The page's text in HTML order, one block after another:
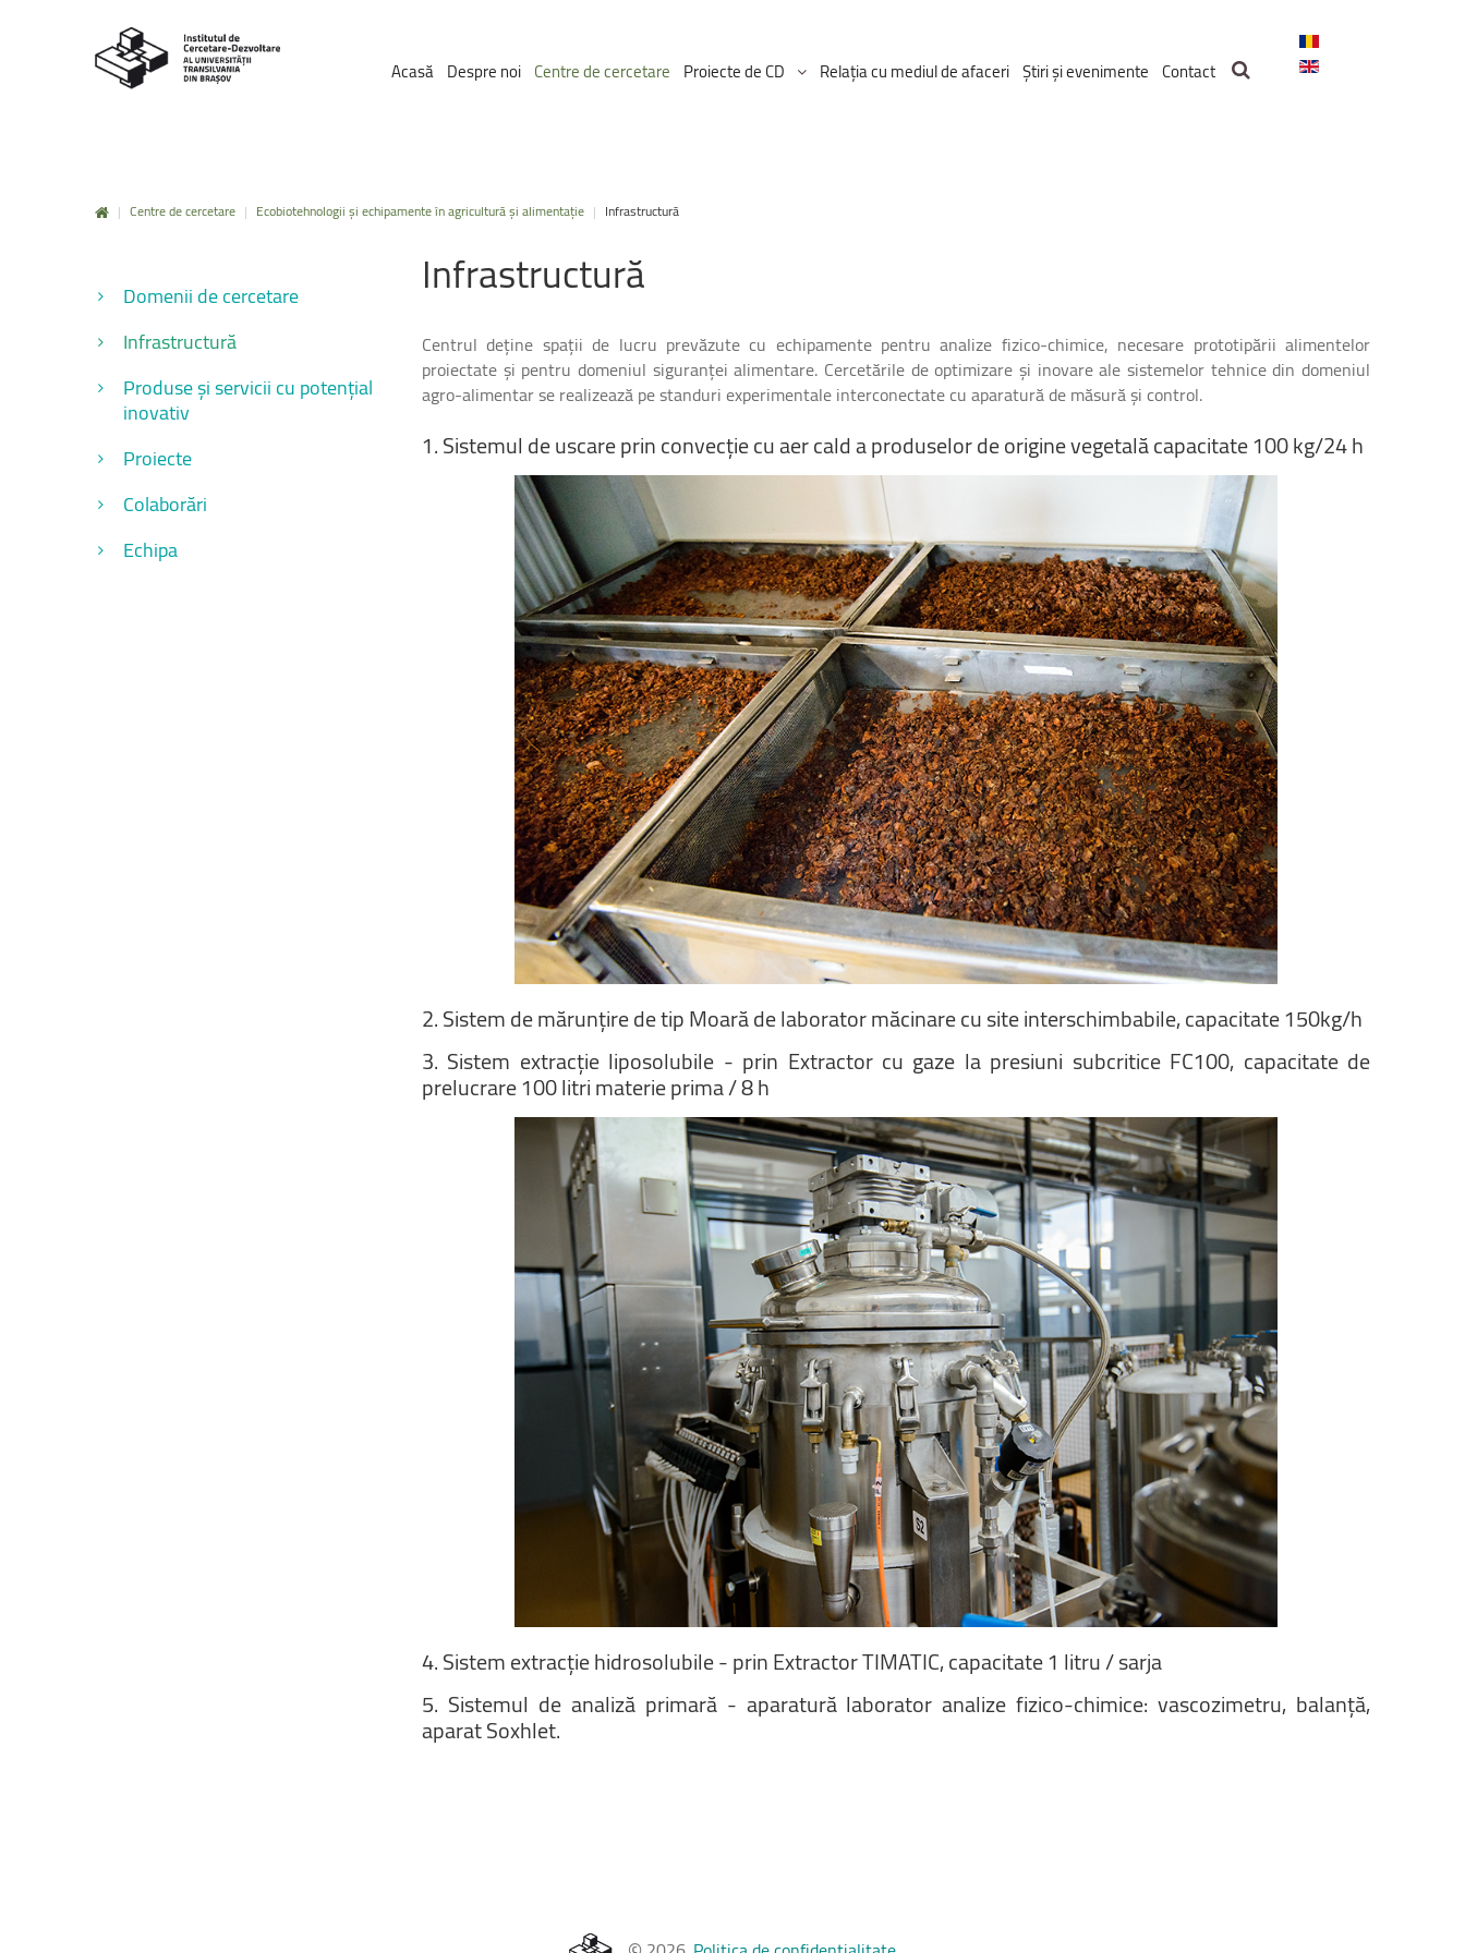
Acasă Despre noi Centre de cercetare Proiecte de CD Relația cu mediul de afaceri Știri și evenimente Contact
| Centre de cercetare | Ecobiotehnologii și echipamente în agricultură și alimentație | Infrastructură
Domenii de cercetare
Infrastructură
Produse și servicii cu potențial
inovativ
Proiecte
Colaborări
Echipa
Infrastructură
Centrul deține spații de lucru prevăzute cu echipamente pentru analize fizico-chimice, necesare prototipării alimentelor
proiectate și pentru domeniul siguranței alimentare. Cercetările de optimizare și inovare ale sistemelor tehnice din domeniul
agro-alimentar se realizează pe standuri experimentale interconectate cu aparatură de măsură și control.
1.Sistemul deuscareprinconvecțiecuaercaldaproduselordeoriginevegetalăcapacitate100kg/24h
2.SistemdemărunțiredetipMoarădelaboratormăcinarecusiteinterschimbabile,capacitate150kg/h
3. Sistem extracție liposolubile - prin Extractor cu gaze la presiuni subcritice FC100, capacitate de
prelucrare100litrimaterieprima/8h
4.Sistemextracțiehidrosolubile-prinExtractorTIMATIC,capacitate1 litru/sarja
5. Sistemul de analiză primară - aparatură laborator analize fizico-chimice: vascozimetru, balanță,
aparatSoxhlet.